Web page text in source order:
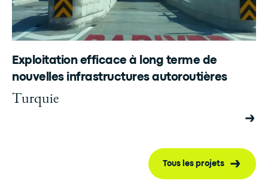
Exploitation efficace à long terme de
nouvelles infrastructures autoroutières
Turquie
Tous les projets